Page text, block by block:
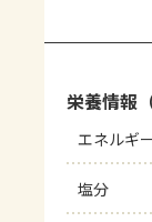
栄養情報
エネルギ
塩分